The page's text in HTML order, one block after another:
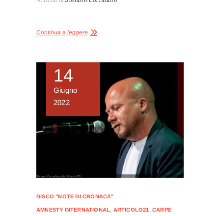
Continua a leggere
14
Giugno
2022
DISCO "NOTE DI CRONACA"
AMNESTY INTERNATIONAL, ARTICOLO21 ,CARPE